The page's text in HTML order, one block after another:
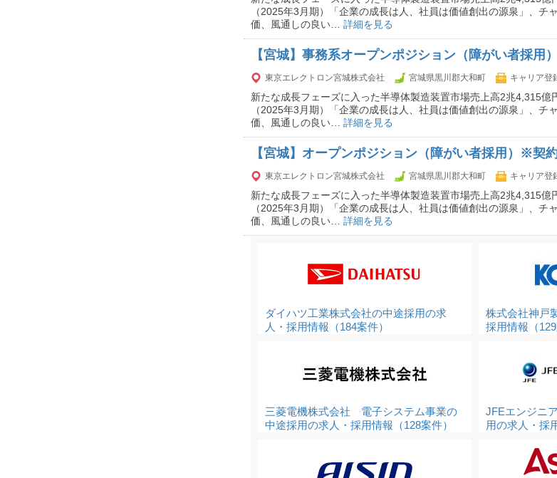
（2025年3月期）「企業の成長は人、社員は価値創出の源泉」、チ
価、風通しの良い… 詳細を見る
【宮城】事務系オープンポジション（障がい者採用
東京エレクトロン宮城株式会社 宮城県黒川郡大和町 キャリア登
新たな成長フェーズに入った半導体製造装置市場売上高2兆4,315億
（2025年3月期）「企業の成長は人、社員は価値創出の源泉」、チ
価、風通しの良い… 詳細を見る
【宮城】オープンポジション（障がい者採用）※契
東京エレクトロン宮城株式会社 宮城県黒川郡大和町 キャリア登
新たな成長フェーズに入った半導体製造装置市場売上高2兆4,315億
（2025年3月期）「企業の成長は人、社員は価値創出の源泉」、チ
価、風通しの良い… 詳細を見る
ダイハツ工業株式会社の中途採用の求
人・採用情報（184案件）
株式会社神戸
採用情報（129
三菱電機株式会社 電子システム事業の
中途採用の求人・採用情報（128案件）
JFEエンジニ
用の求人・採